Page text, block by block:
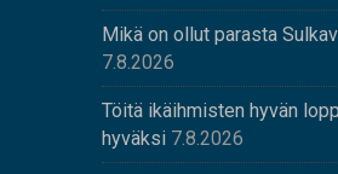
Mikä on ollut parasta
7.8.2026
Töitä ikäihmisten hyvän
hyväksi 7.8.2026